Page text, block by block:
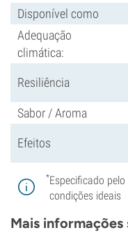
Disponível como
Adequação
climática:
Resiliência
Sabor / Aroma
Efeitos
*Especificado
condições ideais
Mais